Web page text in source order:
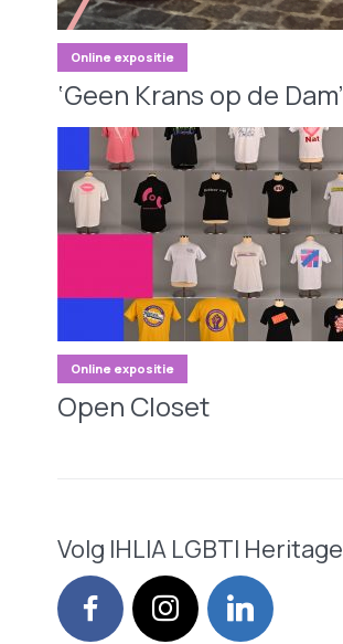
Online expositie
‘Geen Krans op de Dam’
Online expositie
Open Closet
Volg IHLIA LGBTI Heritage